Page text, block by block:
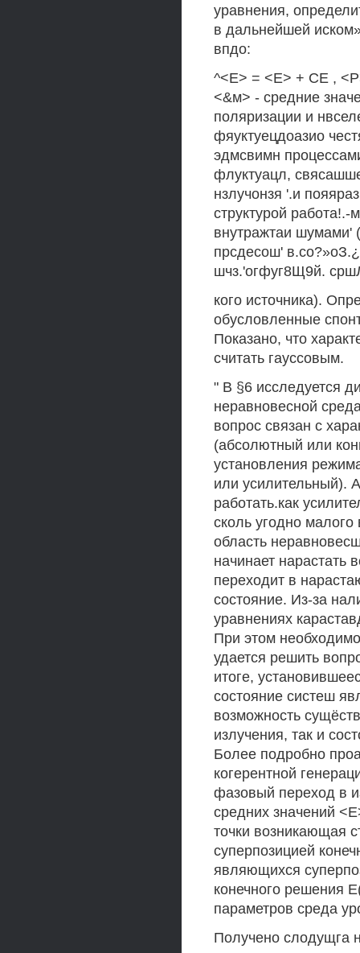
уравнения,
в дальнейшей
впдо:
^<Е> = <Е> + СЕ ,
<&м> - средние
поляризации и
фяуктуецдоазио
эдмсвимн
флуктуацл, свясашше
нзлучонзя '.и
структурой работа!.-
внутражтаи шумами'
прсдесош'
шчз.'огфуг8Щ9й.
кого источника).
обусловленные
Показано, что
считать гауссовым.
" В §6 исследуется
неравновесной
вопрос связан с
(абсолютный или
установления
или усилительный).
работать.как
сколь угодно
область
начинает нарастать
переходит в
состояние. Из-за
уравнениях
При этом
удается решить
итоге,
состояние систеш
возможность
излучения, так и
Более подробно
когерентной
фазовый переход в
средних значений
точки возникающая
суперпозицией
являющихся
конечного решения
параметров среда
Получено слодущга